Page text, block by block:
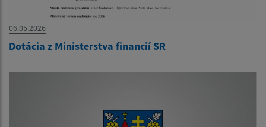
06.05.2026
Dotácia z Ministerstva financií SR